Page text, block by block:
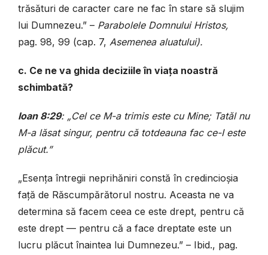
trăsături de caracter care ne fac în stare să slujim
lui Dumne­zeu.” – Parabolele Domnului Hristos,
pag. 98, 99 (cap. 7, Asemenea aluatului).
c. Ce ne va ghida deciziile în viața noastră
schimbată?
Ioan 8:29: „Cel ce M-a trimis este cu Mine; Tatăl nu
M-a lăsat singur, pentru că totdeauna fac ce-I este
plăcut.”
„Esența întregii neprihăniri constă în credincioșia
față de Răscumpărătorul nostru. Aceasta ne va
determina să facem ceea ce este drept, pentru că
este drept — pentru că a face dreptate este un
lucru plăcut înaintea lui Dumnezeu.” – Ibid., pag.